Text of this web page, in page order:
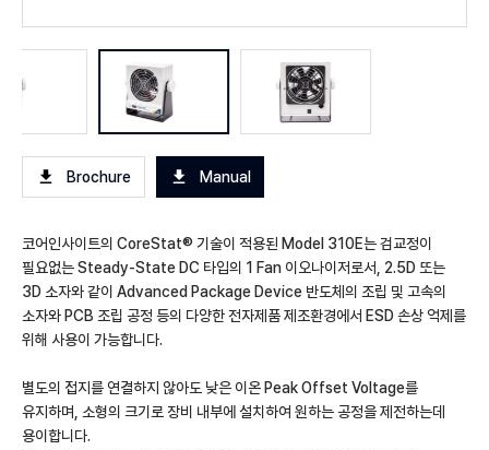
Brochure Manual
코어인사이트의 CoreStat® 기술이 적용된 Model 310E는 검교정이
필요없는 Steady-State DC 타입의 1 Fan 이오나이저로서, 2.5D 또는
3D 소자와 같이 Advanced Package Device 반도체의 조립 및 고속의
소자와 PCB 조립 공정 등의 다양한 전자제품 제조환경에서 ESD 손상 억제를
위해 사용이 가능합니다.
별도의 접지를 연결하지 않아도 낮은 이온 Peak Offset Voltage를
유지하며, 소형의 크기로 장비 내부에 설치하여 원하는 공정을 제전하는데
용이합니다.